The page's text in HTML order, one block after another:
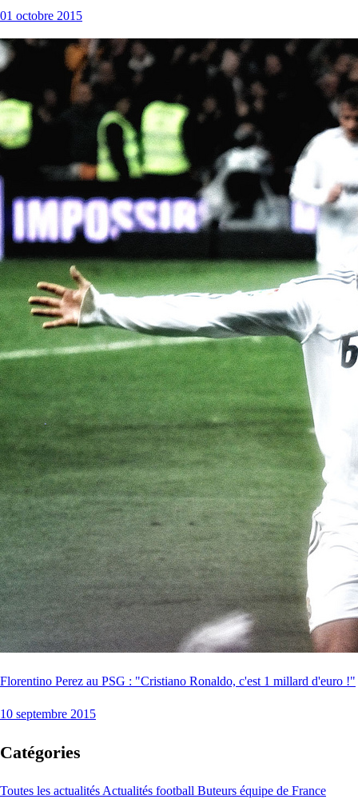
01 octobre 2015
Florentino Perez au PSG : "Cristiano Ronaldo, c'est 1 millard d'euro !"
10 septembre 2015
Catégories
Toutes les actualitésActualités football Buteurs équipe de France